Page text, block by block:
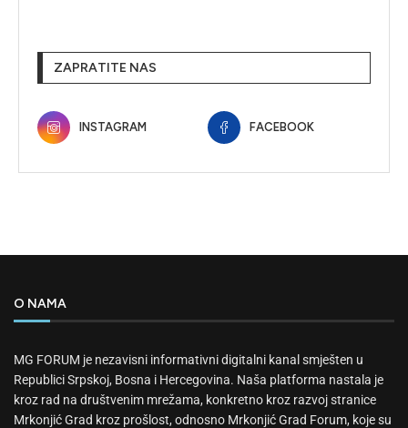
ZAPRATITE NAS
INSTAGRAM FACEBOOK
O NAMA
MG FORUM je nezavisni informativni digitalni kanal smješten u
Republici Srpskoj, Bosna i Hercegovina. Naša platforma nastala je
kroz rad na društvenim mrežama, konkretno kroz razvoj stranice
Mrkonjić Grad kroz prošlost, odnosno Mrkonjić Grad Forum, koje su